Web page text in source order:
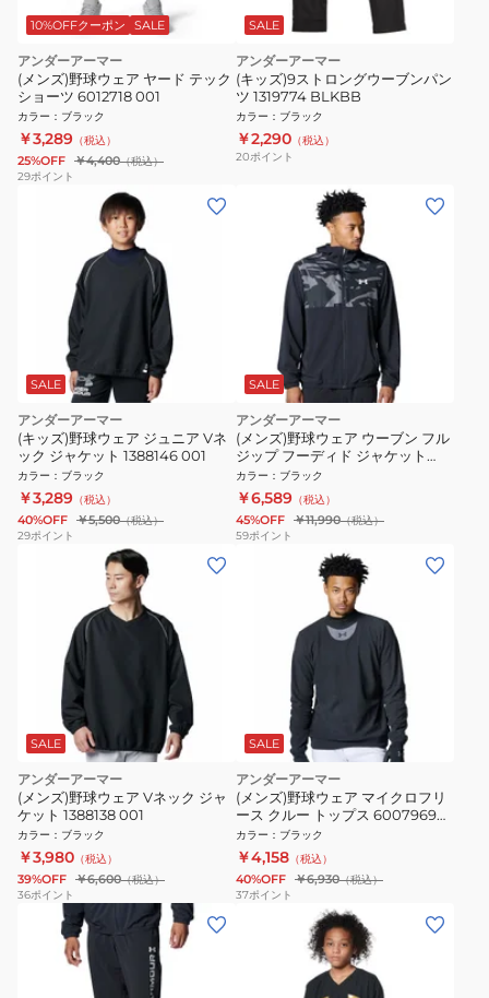
10%OFFクーポン SALE
アンダーアーマー
(メンズ)野球ウェア ヤード テック
ショーツ 6012718 001
カラー ： ブラック
￥3,289 （税込）
25%OFF ￥4,400（税込）
29ポイント
SALE
アンダーアーマー
(キッズ)9ストロングウーブンパン
ツ 1319774 BLKBB
カラー ： ブラック
￥2,290 （税込）
20ポイント
SALE
アンダーアーマー
(キッズ)野球ウェア ジュニア Vネ
ック ジャケット 1388146 001
カラー ： ブラック
￥3,289 （税込）
40%OFF ￥5,500（税込）
29ポイント
SALE
アンダーアーマー
(メンズ)野球ウェア ウーブン フル
ジップ フーディド ジャケット
6007975 001
カラー ： ブラック
￥6,589 （税込）
45%OFF ￥11,990（税込）
59ポイント
SALE
アンダーアーマー
(メンズ)野球ウェア Vネック ジャ
ケット 1388138 001
カラー ： ブラック
￥3,980 （税込）
39%OFF ￥6,600（税込）
36ポイント
SALE
アンダーアーマー
(メンズ)野球ウェア マイクロフリ
ース クルー トップス 6007969
001
カラー ： ブラック
￥4,158 （税込）
40%OFF ￥6,930（税込）
37ポイント